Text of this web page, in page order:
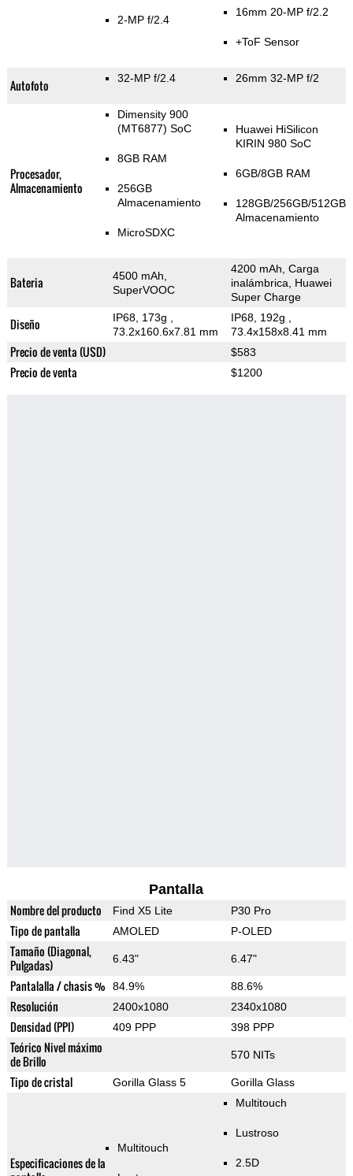
2-MP f/2.4
16mm 20-MP f/2.2
+ToF Sensor
Autofoto 32-MP f/2.4 26mm 32-MP f/2
Procesador,
Almacenamiento
Dimensity 900
(MT6877) SoC
8GB RAM
256GB
Almacenamiento
MicroSDXC
Huawei HiSilicon
KIRIN 980 SoC
6GB/8GB RAM
128GB/256GB/512GB
Almacenamiento
Bateria
4500 mAh,
SuperVOOC
4200 mAh, Carga
inalámbrica, Huawei
Super Charge
Diseño IP68, 173g
73.2x160.6x7.81 mm
IP68, 192g
73.4x158x8.41 mm
Precio de venta (USD) $583
Precio de venta $1200
Pantalla
Nombre del producto Find X5 Lite P30 Pro
Tipo de pantalla AMOLED P-OLED
Tamaño (Diagonal,
Pulgadas)
6.43" 6.47"
Pantalalla / chasis % 84.9% 88.6%
Resolución 2400x1080 2340x1080
Densidad (PPI) 409 PPP 398 PPP
Teórico Nivel máximo
de Brillo
570 NITs
Tipo de cristal Gorilla Glass 5 Gorilla Glass
Especificaciones de la
Multitouch
Multitouch
Lustroso
2.5D